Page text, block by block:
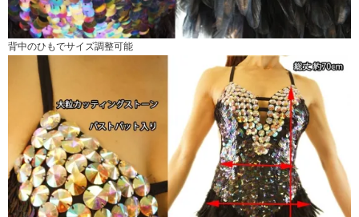
背中のひもでサイズ調整可能